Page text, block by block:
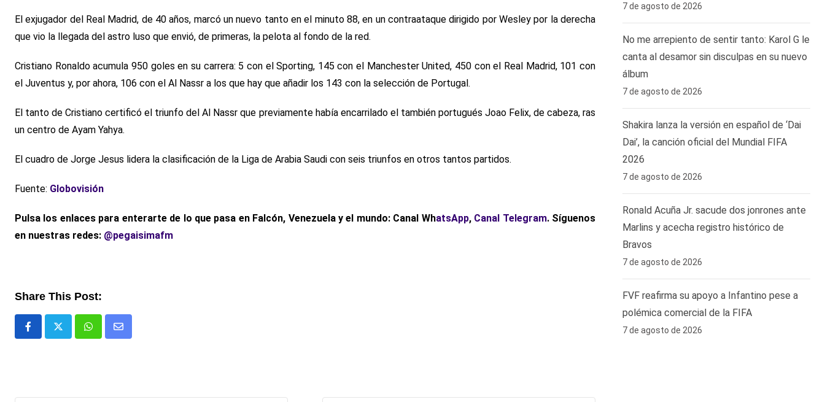
El exjugador del Real Madrid, de 40 años, marcó un nuevo tanto en el minuto 88, en un contraataque dirigido por Wesley por la derecha
que vio la llegada del astro luso que envió, de primeras, la pelota al fondo de la red.
Cristiano Ronaldo acumula 950 goles en su carrera: 5 con el Sporting, 145 con el Manchester United, 450 con el Real Madrid, 101 con
el Juventus y, por ahora, 106 con el Al Nassr a los que hay que añadir los 143 con la selección de Portugal.
El tanto de Cristiano certificó el triunfo del Al Nassr que previamente había encarrilado el también portugués Joao Felix, de cabeza, ras
un centro de Ayam Yahya.
El cuadro de Jorge Jesus lidera la clasificación de la Liga de Arabia Saudi con seis triunfos en otros tantos partidos.
Fuente: Globovisión
Pulsa los enlaces para enterarte de lo que pasa en Falcón, Venezuela y el mundo: Canal WhatsApp, Canal Telegram. Síguenos
en nuestras redes: @pegaisimafm
Share This Post:
WhatsappComparte
7 de agosto de 2026
No me arrepiento de sentir tanto: Karol G le
canta al desamor sin disculpas en su nuevo
álbum
7 de agosto de 2026
Shakira lanza la versión en español de ‘Dai
Dai’, la canción oficial del Mundial FIFA
2026
7 de agosto de 2026
Ronald Acuña Jr. sacude dos jonrones ante
Marlins y acecha registro histórico de
Bravos
7 de agosto de 2026
FVF reafirma su apoyo a Infantino pese a
polémica comercial de la FIFA
7 de agosto de 2026